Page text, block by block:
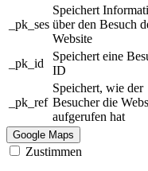
_pk_ses
Speichert
über den Besuch
Website
_pk_id
Speichert eine
ID
_pk_ref
Speichert, wie der
Besucher die
aufgerufen hat
Google Maps
Zustimmen